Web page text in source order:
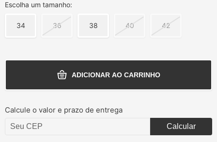
Escolha um tamanho:
34 36 38 40 42
ADICIONAR AO CARRINHO
Calcule o valor e prazo de entrega
Calcular